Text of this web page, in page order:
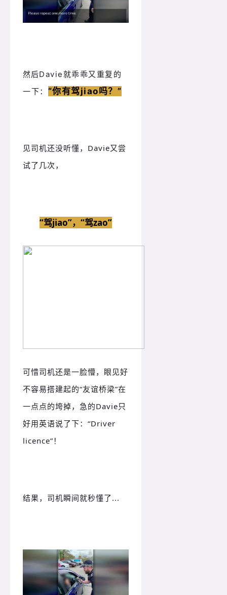
然后Davie就乖乖又重复的
一下： “你有驾jiao吗？ ”
见司机还没听懂， Davie又尝
试了几次，
“驾jiao”，“驾zao”
可惜司机还是一脸懵，眼见好
不容易搭建起的“友谊桥梁”在
一点点的垮掉，急的Davie只
好用英语说了下： “Driver
licence”！
结果，司机瞬间就秒懂了...